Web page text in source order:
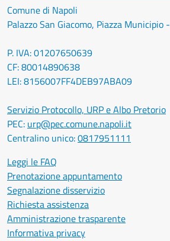
Comune di Napoli
Palazzo San Giacomo, Piazza Municipio
P. IVA: 01207650639
CF: 80014890638
LEI: 8156007FF4DEB97ABA09
Servizio Protocollo, URP e Albo Pretorio
PEC: urp@pec.comune.napoli.it
Centralino unico:0817951111
Leggi le FAQ
Prenotazione appuntamento
Segnalazione disservizio
Richiesta assistenza
Amministrazione trasparente
Informativa privacy